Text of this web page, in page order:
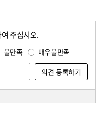
주십시오.
불만족 매우불만족